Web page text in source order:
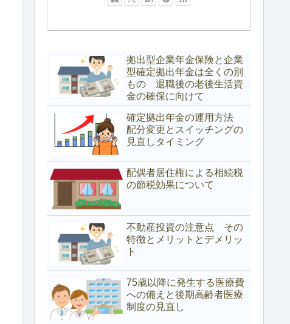
拠出型企業年金保険と企業
型確定拠出年金は全くの別
もの 退職後の老後生活資
金の確保に向けて
確定拠出年金の運用方法
配分変更とスイッチングの
見直しタイミング
配偶者居住権による相続税
の節税効果について
不動産投資の注意点 その
特徴とメリットとデメリッ
ト
75歳以降に発生する医療費
への備えと後期高齢者医療
制度の見直し